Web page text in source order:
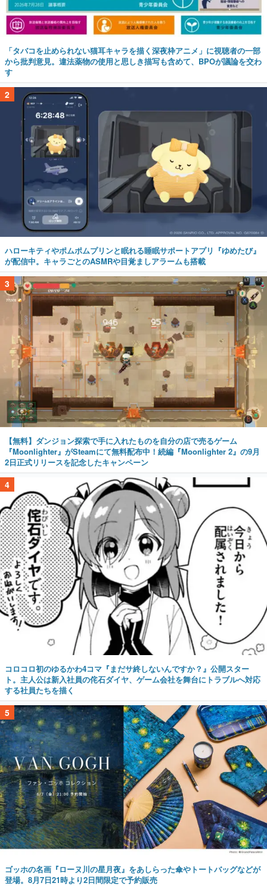
「タバコを止められない猫耳キャラを描く深夜枠アニメ」に視聴者の一部
から批判意見。違法薬物の使用と思しき描写も含めて、BPOが議論を交わ
す
2
ハローキティやポムポムプリンと眠れる睡眠サポートアプリ『ゆめたび』
が配信中。キャラごとのASMRや目覚ましアラームも搭載
3
【無料】ダンジョン探索で手に入れたものを自分の店で売るゲーム
『Moonlighter』がSteamにて無料配布中！続編『Moonlighter 2』の9月
2日正式リリースを記念したキャンペーン
4
コロコロ初のゆるかわ4コマ『まだサ終しないんですか？』公開スター
ト。主人公は新入社員の侘石ダイヤ、ゲーム会社を舞台にトラブルへ対応
する社員たちを描く
5
ゴッホの名画『ローヌ川の星月夜』をあしらった傘やトートバッグなどが
登場。8月7日21時より2日間限定で予約販売